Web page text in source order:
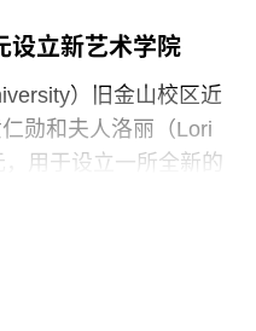
设立新艺术学院
）旧金山校区近
勋和夫人洛丽（Lori
用于设立一所全新的
校方批准。目前，学